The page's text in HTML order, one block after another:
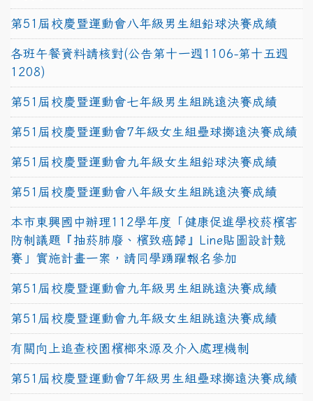
第51屆校慶暨運動會八年級男生組鉛球決賽成績
各班午餐資料請核對(公告第十一週1106-第十五週
1208)
第51屆校慶暨運動會七年級男生組跳遠決賽成績
第51屆校慶暨運動會7年級女生組壘球擲遠決賽成績
第51屆校慶暨運動會九年級女生組鉛球決賽成績
第51屆校慶暨運動會八年級女生組跳遠決賽成績
本市東興國中辦理112學年度「健康促進學校菸檳害
防制議題『抽菸肺廢、檳致癌歸』Line貼圖設計競
賽」實施計畫一案，請同學踴躍報名參加
第51屆校慶暨運動會九年級男生組跳遠決賽成績
第51屆校慶暨運動會九年級女生組跳遠決賽成績
有關向上追查校園檳榔來源及介入處理機制
第51屆校慶暨運動會7年級男生組壘球擲遠決賽成績